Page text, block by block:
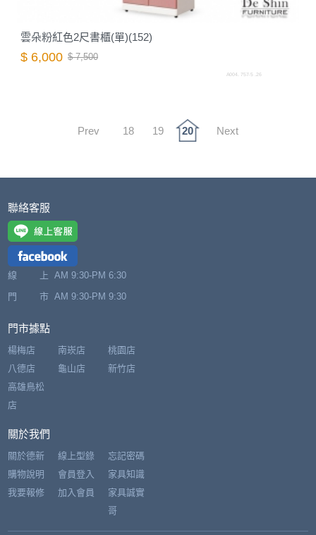
雲朵粉紅色2尺書櫃(單)(152)
$ 6,000 $ 7,500
A004. 757-5 .26
Prev 18 19 20 Next
聯絡客服
線 上 AM 9:30-PM 6:30
門 市 AM 9:30-PM 9:30
門市據點
楊梅店
八德店
南崁店
龜山店
桃園店
新竹店
高雄鳥松
店
關於我們
關於德新
購物說明
我要報修
線上型錄
會員登入
加入會員
忘記密碼
家具知識
家具誠實
哥